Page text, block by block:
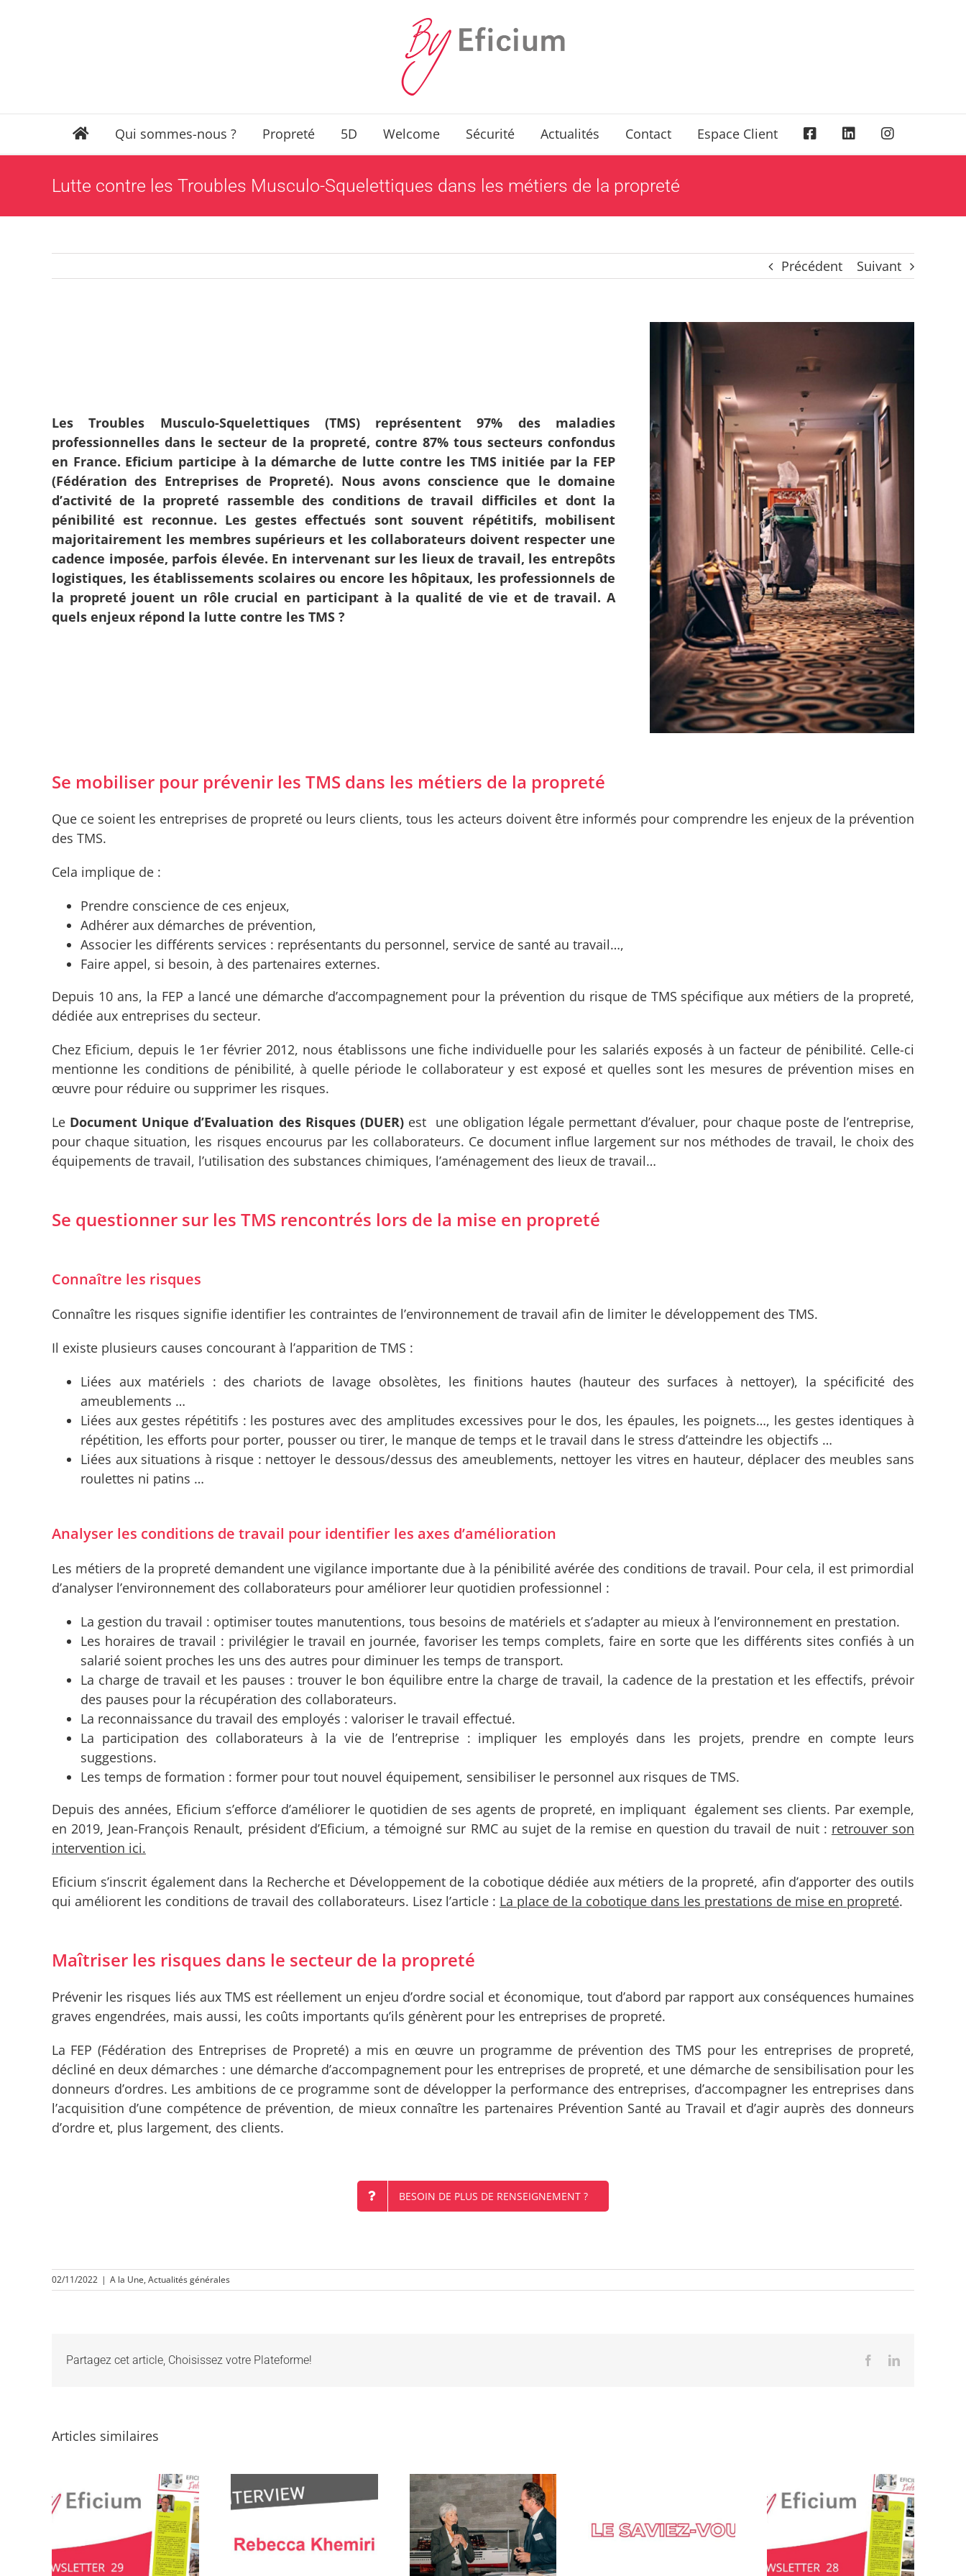
Qui sommes-nous ? Propreté 5D Welcome Sécurité Actualités Contact Espace Client
Lutte contre les Troubles Musculo-Squelettiques dans les métiers de la propreté
Précédent Suivant
Les Troubles Musculo-Squelettiques (TMS) représentent 97% des maladies
professionnelles dans le secteur de la propreté, contre 87% tous secteurs confondus
en France. Eficium participe à la démarche de lutte contre les TMS initiée par la FEP
(Fédération des Entreprises de Propreté). Nous avons conscience que le domaine
d’activité de la propreté rassemble des conditions de travail difficiles et dont la
pénibilité est reconnue. Les gestes effectués sont souvent répétitifs, mobilisent
majoritairement les membres supérieurs et les collaborateurs doivent respecter une
cadence imposée, parfois élevée. En intervenant sur les lieux de travail, les entrepôts
logistiques, les établissements scolaires ou encore les hôpitaux, les professionnels de
la propreté jouent un rôle crucial en participant à la qualité de vie et de travail. A
quels enjeux répond la lutte contre les TMS ?
Se mobiliser pour prévenir les TMS dans les métiers de la propreté
Que ce soient les entreprises de propreté ou leurs clients, tous les acteurs doivent être informés pour comprendre les enjeux de la prévention
des TMS.
Cela implique de :
Prendre conscience de ces enjeux,
Adhérer aux démarches de prévention,
Associer les différents services : représentants du personnel, service de santé au travail…,
Faire appel, si besoin, à des partenaires externes.
Depuis 10 ans, la FEP a lancé une démarche d’accompagnement pour la prévention du risque de TMS spécifique aux métiers de la propreté,
dédiée aux entreprises du secteur.
Chez Eficium, depuis le 1er février 2012, nous établissons une fiche individuelle pour les salariés exposés à un facteur de pénibilité. Celle-ci
mentionne les conditions de pénibilité, à quelle période le collaborateur y est exposé et quelles sont les mesures de prévention mises en
œuvre pour réduire ou supprimer les risques.
LeDocument Unique d’Evaluation des Risques (DUER)est une obligation légale permettant d’évaluer, pour chaque poste de l’entreprise,
pour chaque situation, les risques encourus par les collaborateurs. Ce document influe largement sur nos méthodes de travail, le choix des
équipements de travail, l’utilisation des substances chimiques, l’aménagement des lieux de travail…
Se questionner sur les TMS rencontrés lors de la mise en propreté
Connaître les risques
Connaître les risques signifie identifier les contraintes de l’environnement de travail afin de limiter le développement des TMS.
Il existe plusieurs causes concourant à l’apparition de TMS :
Liées aux matériels : des chariots de lavage obsolètes, les finitions hautes (hauteur des surfaces à nettoyer), la spécificité des
ameublements …
Liées aux gestes répétitifs : les postures avec des amplitudes excessives pour le dos, les épaules, les poignets…, les gestes identiques à
répétition, les efforts pour porter, pousser ou tirer, le manque de temps et le travail dans le stress d’atteindre les objectifs …
Liées aux situations à risque : nettoyer le dessous/dessus des ameublements, nettoyer les vitres en hauteur, déplacer des meubles sans
roulettes ni patins …
Analyser les conditions de travail pour identifier les axes d’amélioration
Les métiers de la propreté demandent une vigilance importante due à la pénibilité avérée des conditions de travail. Pour cela, il est primordial
d’analyser l’environnement des collaborateurs pour améliorer leur quotidien professionnel :
La gestion du travail : optimiser toutes manutentions, tous besoins de matériels et s’adapter au mieux à l’environnement en prestation.
Les horaires de travail : privilégier le travail en journée, favoriser les temps complets, faire en sorte que les différents sites confiés à un
salarié soient proches les uns des autres pour diminuer les temps de transport.
La charge de travail et les pauses : trouver le bon équilibre entre la charge de travail, la cadence de la prestation et les effectifs, prévoir
des pauses pour la récupération des collaborateurs.
La reconnaissance du travail des employés : valoriser le travail effectué.
La participation des collaborateurs à la vie de l’entreprise : impliquer les employés dans les projets, prendre en compte leurs
suggestions.
Les temps de formation : former pour tout nouvel équipement, sensibiliser le personnel aux risques de TMS.
Depuis des années, Eficium s’efforce d’améliorer le quotidien de ses agents de propreté, en impliquant également ses clients. Par exemple,
en 2019, Jean-François Renault, président d’Eficium, a témoigné sur RMC au sujet de la remise en question du travail de nuit : retrouver son
intervention ici.
Eficium s’inscrit également dans la Recherche et Développement de la cobotique dédiée aux métiers de la propreté, afin d’apporter des outils
qui améliorent les conditions de travail des collaborateurs. Lisez l’article : La place de la cobotique dans les prestations de mise en propreté.
Maîtriser les risques dans le secteur de la propreté
Prévenir les risques liés aux TMS est réellement un enjeu d’ordre social et économique, tout d’abord par rapport aux conséquences humaines
graves engendrées, mais aussi, les coûts importants qu’ils génèrent pour les entreprises de propreté.
La FEP (Fédération des Entreprises de Propreté) a mis en œuvre un programme de prévention des TMS pour les entreprises de propreté,
décliné en deux démarches : une démarche d’accompagnement pour les entreprises de propreté, et une démarche de sensibilisation pour les
donneurs d’ordres. Les ambitions de ce programme sont de développer la performance des entreprises, d’accompagner les entreprises dans
l’acquisition d’une compétence de prévention, de mieux connaître les partenaires Prévention Santé au Travail et d’agir auprès des donneurs
d’ordre et, plus largement, des clients.
BESOIN DE PLUS DE RENSEIGNEMENT ?
02/11/2022 | A la Une, Actualités générales
Partagez cet article, Choisissez votre Plateforme! FacebookLinkedIn
Articles similaires